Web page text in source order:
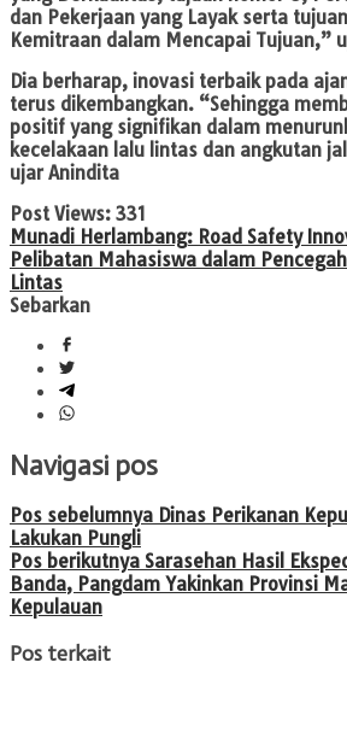
dan Pekerjaan yang Layak serta
Kemitraan dalam Mencapai Tujuan,”
Dia berharap, inovasi terbaik pada
terus dikembangkan. “Sehingga
positif yang signifikan dalam
kecelakaan lalu lintas dan angkutan
ujar Anindita
Post Views: 331
Munadi Herlambang: Road Safety
Pelibatan Mahasiswa dalam
Lintas
Sebarkan
Navigasi pos
Pos sebelumnya Dinas Perikanan
Lakukan Pungli
Pos berikutnya Sarasehan Hasil
Banda, Pangdam Yakinkan Provinsi
Kepulauan
Pos terkait